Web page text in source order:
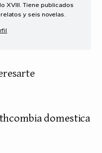
XVIII. Tiene publicados
y seis novelas.
domestica